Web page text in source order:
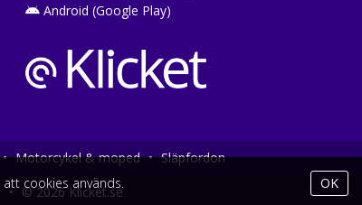
Android (Google Play)
• Motorcykel & moped • Släpfordon
• © 2026 Klicket.se
cookies används. OK